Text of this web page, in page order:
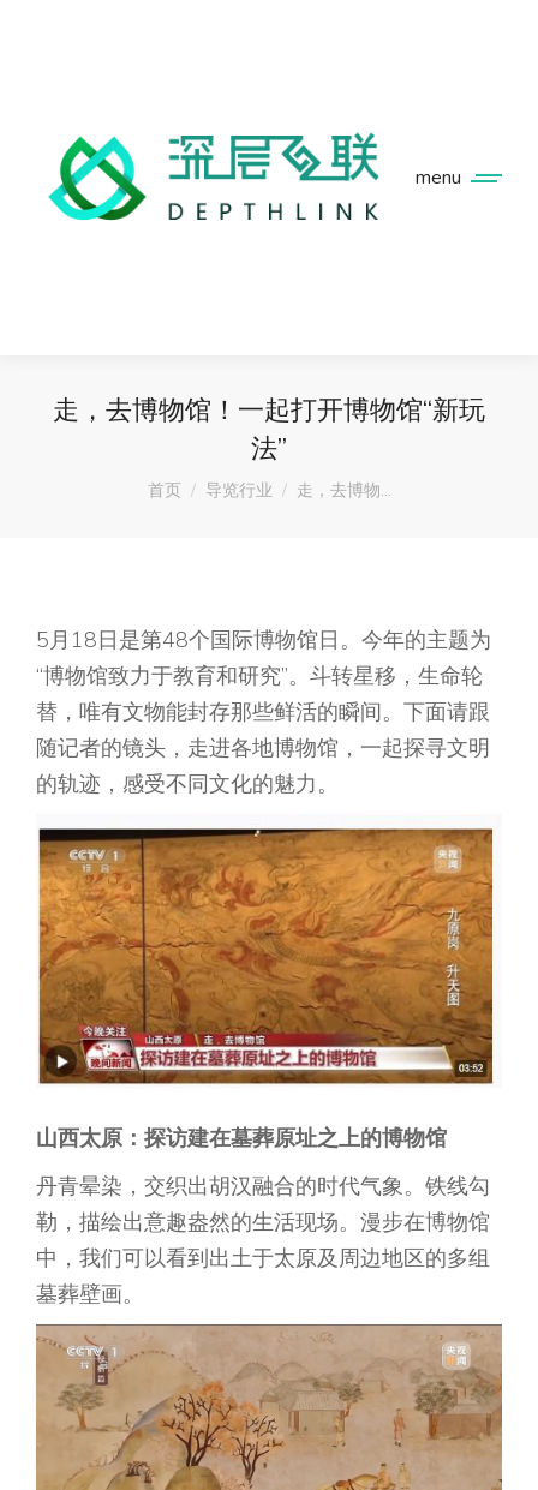
menu
走，去博物馆！一起打开博物馆“新玩
法”
您在这里：
首页 导览行业 走，去博物…
5月18日是第48个国际博物馆日。今年的主题为
“博物馆致力于教育和研究”。斗转星移，生命轮
替，唯有文物能封存那些鲜活的瞬间。下面请跟
随记者的镜头，走进各地博物馆，一起探寻文明
的轨迹，感受不同文化的魅力。
山西太原：探访建在墓葬原址之上的博物馆
丹青晕染，交织出胡汉融合的时代气象。铁线勾
勒，描绘出意趣盎然的生活现场。漫步在博物馆
中，我们可以看到出土于太原及周边地区的多组
墓葬壁画。